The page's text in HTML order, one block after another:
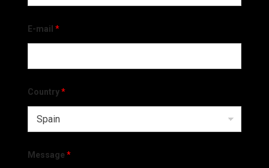
E-mail *
Country*
Message *